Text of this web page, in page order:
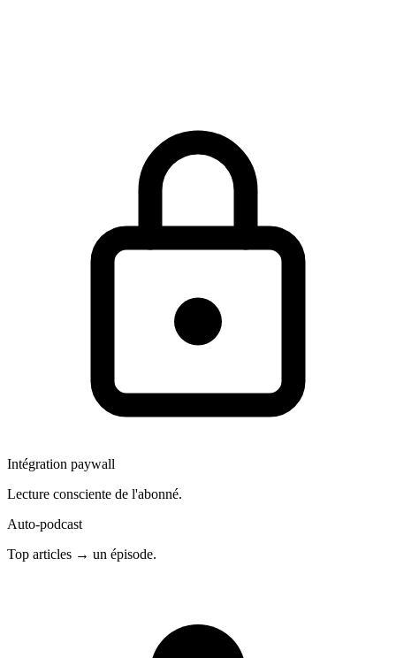
Intégration paywall
Lecture consciente de l'abonné.
Auto-podcast
Top articles → un épisode.